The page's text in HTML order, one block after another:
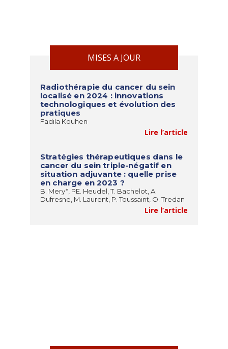
MISES A JOUR
Radiothérapie du cancer du sein
localisé en 2024 : innovations
technologiques et évolution des
pratiques
Fadila Kouhen
Lire l’article
Stratégies thérapeutiques dans le
cancer du sein triple-négatif en
situation adjuvante : quelle prise
en charge en 2023 ?
B. Mery*, PE. Heudel, T. Bachelot, A.
Dufresne, M. Laurent, P. Toussaint, O. Tredan
Lire l’article